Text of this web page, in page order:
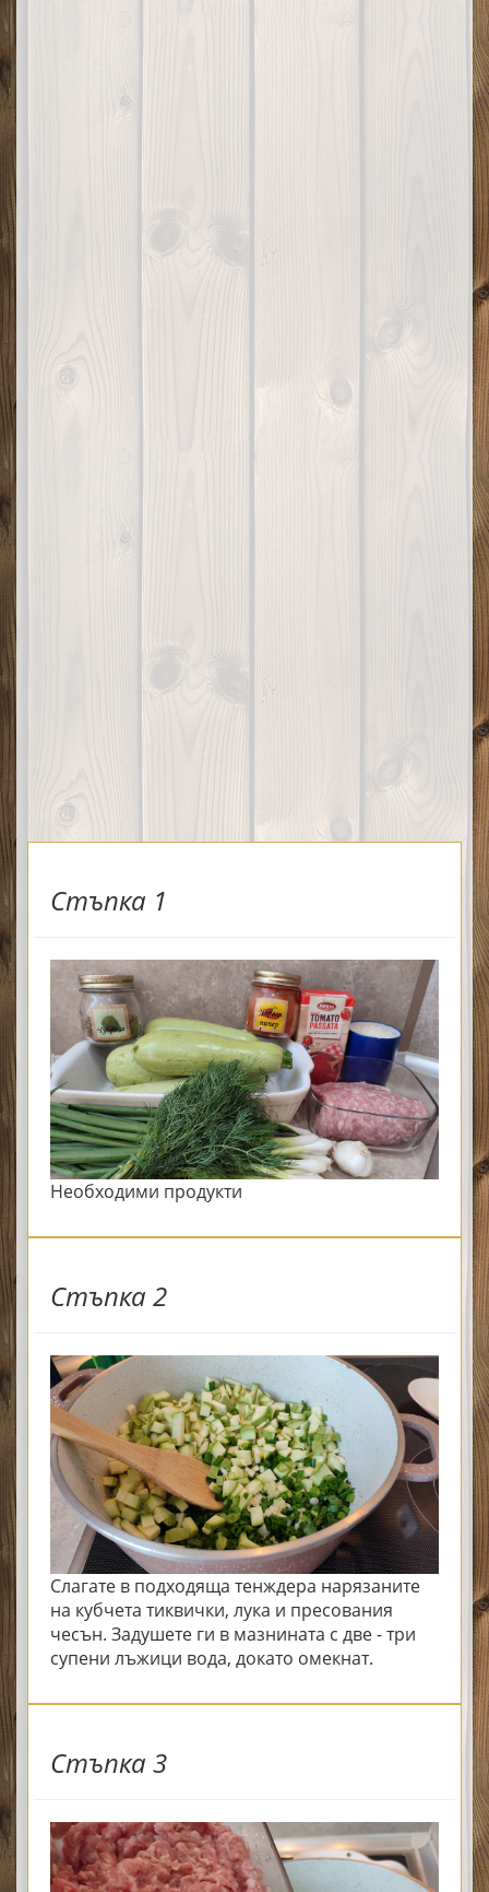
Стъпка 1
Необходими продукти
Стъпка 2
Слагате в подходяща тенждера нарязаните
на кубчета тиквички, лука и пресования
чесън. Задушете ги в мазнината с две - три
супени лъжици вода, докато омекнат.
Стъпка 3